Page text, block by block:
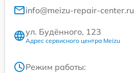
info@meizu-repair-center.ru
ул. Будённого, 123
Адрес сервисного центра Meizu
Режим работы: